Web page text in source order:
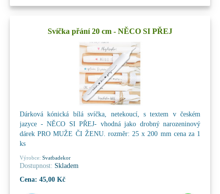
Svíčka přání 20 cm - NĚCO SI PŘEJ
Dárková kónická bílá svíčka, netekoucí, s textem v českém
jazyce - NĚCO SI PŘEJ- vhodná jako drobný narozeninový
dárek PRO MUŽE ČI ŽENU. rozměr: 25 x 200 mm cena za 1
ks
Výrobce: Svatbadekor
Dostupnost: Skladem
Cena: 45,00 Kč